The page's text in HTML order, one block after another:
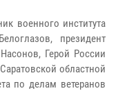
военного института
президент
Герой России
областной
по делам ветеранов